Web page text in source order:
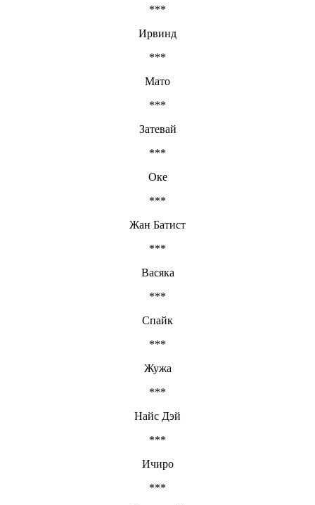
***
Ирвинд
***
Мато
***
Затевай
***
Оке
***
Жан Батист
***
Васяка
***
Спайк
***
Жужа
***
Найс Дэй
***
Ичиро
***